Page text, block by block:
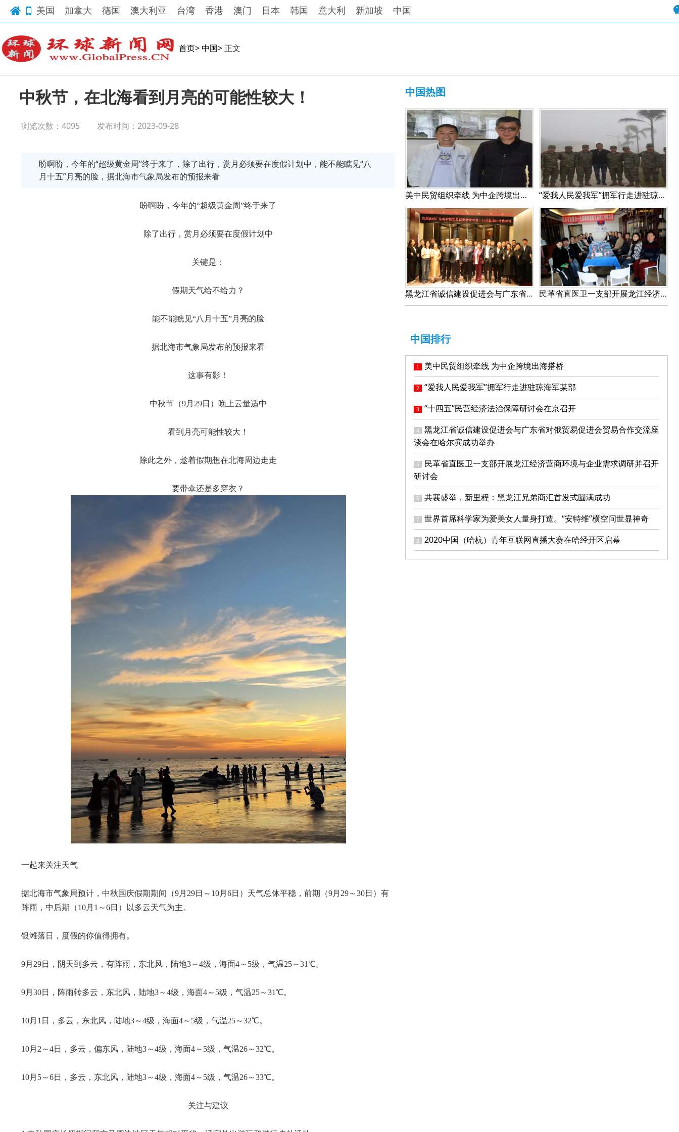
美国 加拿大 德国 澳大利亚 台湾 香港 澳门 日本 韩国 意大利 新加坡 中国
首页>中国> 正文
中秋节，在北海看到月亮的可能性较大！
浏览次数：4095 发布时间：2023-09-28
盼啊盼，今年的“超级黄金周”终于来了，除了出行，赏月必须要在度假计划中，能不能瞧见“八
月十五”月亮的脸，据北海市气象局发布的预报来看
盼啊盼，今年的“超级黄金周”终于来了
除了出行，赏月必须要在度假计划中
关键是：
假期天气给不给力？
能不能瞧见“八月十五”月亮的脸
据北海市气象局发布的预报来看
这事有影！
中秋节（9月29日）晚上云量适中
看到月亮可能性较大！
除此之外，趁着假期想在北海周边走走
要带伞还是多穿衣？
一起来关注天气
据北海市气象局预计，中秋国庆假期期间（9月29日～10月6日）天气总体平稳，前期（9月29～30日）有
阵雨，中后期（10月1～6日）以多云天气为主。
银滩落日，度假的你值得拥有。
9月29日，阴天到多云，有阵雨，东北风，陆地3～4级，海面4～5级，气温25～31℃。
9月30日，阵雨转多云，东北风，陆地3～4级，海面4～5级，气温25～31℃。
10月1日，多云，东北风，陆地3～4级，海面4～5级，气温25～32℃。
10月2～4日，多云，偏东风，陆地3～4级，海面4～5级，气温26～32℃。
10月5～6日，多云，东北风，陆地3～4级，海面4～5级，气温26～33℃。
关注与建议
中国热图
美中民贸组织牵线 为中企跨境出海搭桥 “爱我人民爱我军”拥军行走进驻琼海军某部
黑龙江省诚信建设促进会与广东省对俄贸易促进会贸易合作交流座谈会在哈尔滨成功举办 民革省直医卫一支部开展龙江经济营商环境与企业需求调研并召开研讨会
中国排行
1 美中民贸组织牵线 为中企跨境出海搭桥
2 “爱我人民爱我军”拥军行走进驻琼海军某部
3 “十四五”民营经济法治保障研讨会在京召开
4
黑龙江省诚信建设促进会与广东省对俄贸易促进会贸易合作交流座
谈会在哈尔滨成功举办
5
民革省直医卫一支部开展龙江经济营商环境与企业需求调研并召开
研讨会
6 共襄盛举，新里程：黑龙江兄弟商汇首发式圆满成功
7 世界首席科学家为爱美女人量身打造。“安特维”横空问世显神奇
8 2020中国（哈杭）青年互联网直播大赛在哈经开区启幕